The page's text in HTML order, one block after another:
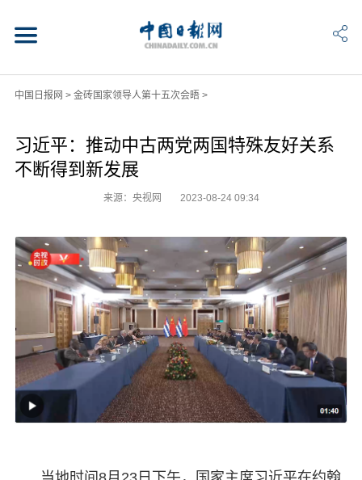
中国日报网 > 金砖国家领导人第十五次会晤>
习近平：推动中古两党两国特殊友好关系
不断得到新发展
来源：央视网 2023-08-24 09:34